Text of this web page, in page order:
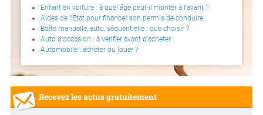
Enfant en voiture : à quel âge peut-il monter à l'avant ?
Aides de l'Etat pour financer son permis de conduire
Boîte manuelle, auto, séquentielle : que choisir ?
Auto d'occasion : à vérifier avant d'acheter
Automobile : acheter ou louer ?
Recevez les actus gratuitement